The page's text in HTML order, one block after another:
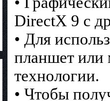
DirectX 9 с
• Для
планшет или
технологии.
• Чтобы